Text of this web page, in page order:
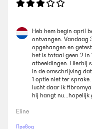
Heb hem begin april
ontvangen. Vandaag
opgehangen en
het is totaal geen 2
afbeeldingen. Hierbij
in de omschrijving
1 optie niet ter
lucht daar ik
hij hangt nu...hopelijk
Eline
Превод